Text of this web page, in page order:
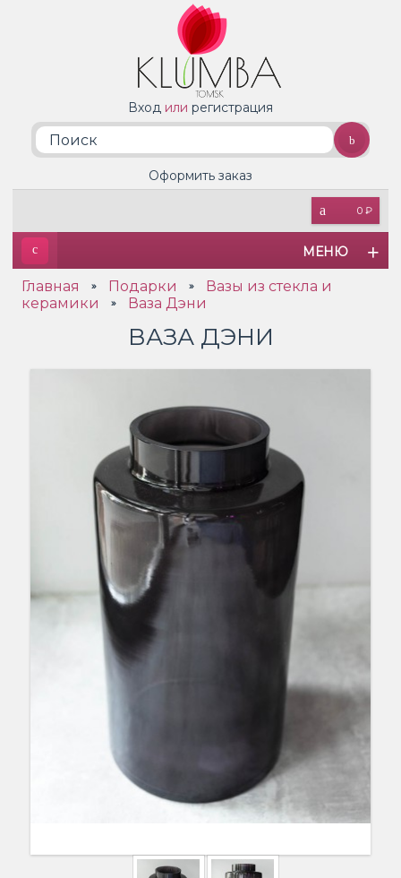
Вход или регистрация
0 ₽
Оформить заказ
МЕНЮ
Главная » Подарки »
Вазы из стекла и
керамики
» Ваза Дэни
ВАЗА ДЭНИ